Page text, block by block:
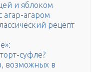
и яблоком
агар-агаром
рецепт
суфле?
возможных в